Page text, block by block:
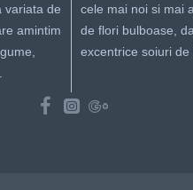
variata de
amintim
cele mai noi si mai
de flori bulboase,
excentrice soiuri de